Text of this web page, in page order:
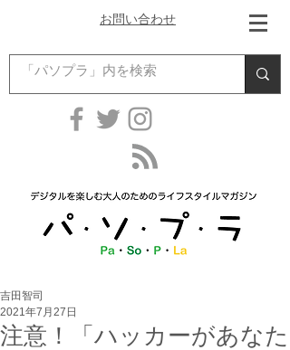
お問い合わせ
注意！「ハッカーがあなた
吉田智司
2021年7月27日